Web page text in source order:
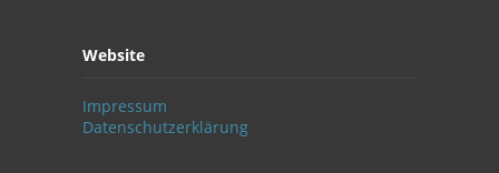
Website
Impressum
Datenschutzerklärung